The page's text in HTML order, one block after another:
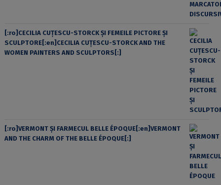
[:ro]CECILIA CUŢESCU-STORCK ŞI FEMEILE PICTORE ŞI
SCULPTORE[:en]CECILIA CUŢESCU-STORCK AND THE
WOMEN PAINTERS AND SCULPTORS[:]
[:ro]VERMONT ȘI FARMECUL BELLE ÉPOQUE[:en]VERMONT
AND THE CHARM OF THE BELLE ÉPOQUE[:]